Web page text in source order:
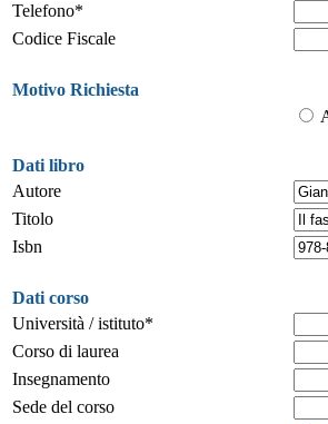
Telefono*
Codice Fiscale
Motivo Richiesta
Dati libro
Autore
Titolo
Isbn
Dati corso
Università / istituto*
Corso di laurea
Insegnamento
Sede del corso